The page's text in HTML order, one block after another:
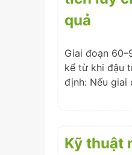
quả
Giai đoạn
kể từ khi đậu
định: Nếu giai
Kỹ thuật